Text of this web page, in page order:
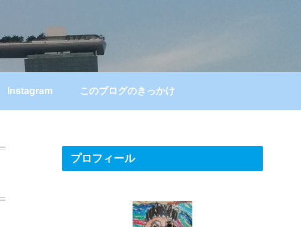
Instagram このブログのきっかけ
プロフィール